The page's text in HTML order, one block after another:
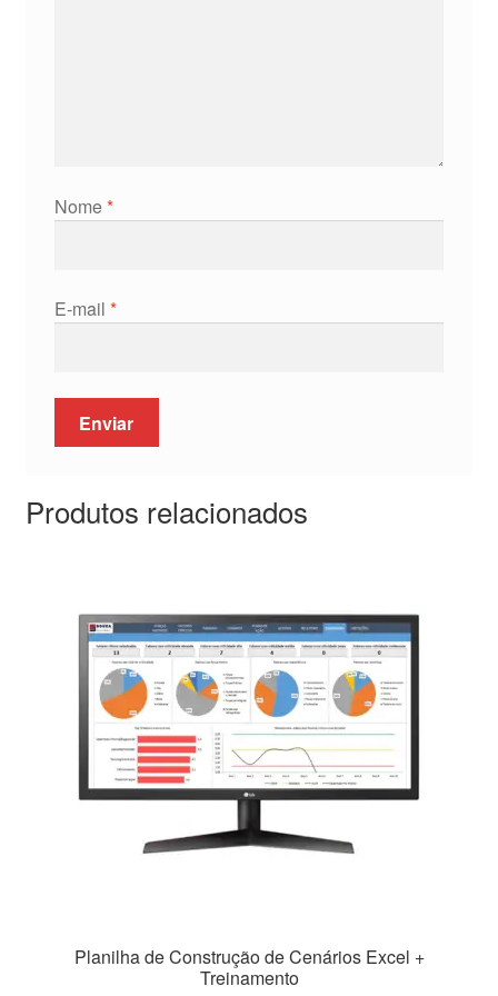
Nome*
E-mail *
Produtos relacionados
Planilha de Construção de Cenários Excel +
Treinamento